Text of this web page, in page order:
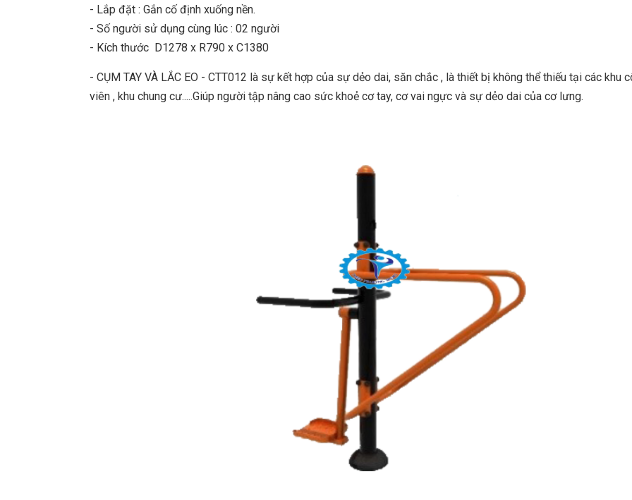
- Lắp đặt : Gắn cố định xuống nền.
- Số người sử dụng cùng lúc : 02 người
- Kích thước D1278 x R790 x C1380
- CỤM TAY VÀ LẮC EO - CTT012 là sự kết hợp của sự dẻo dai, săn chắc , là thiết bị không thể thiếu tại các khu
viên , khu chung cư.....Giúp người tập nâng cao sức khoẻ cơ tay, cơ vai ngực và sự dẻo dai của cơ lưng.